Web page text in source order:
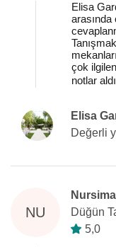
Elisa
arasında
çok
notlar
Elisa
Değerli
NU
Nursima
Düğün
5,0